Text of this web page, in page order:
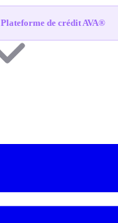
Plateforme de crédit AVA®